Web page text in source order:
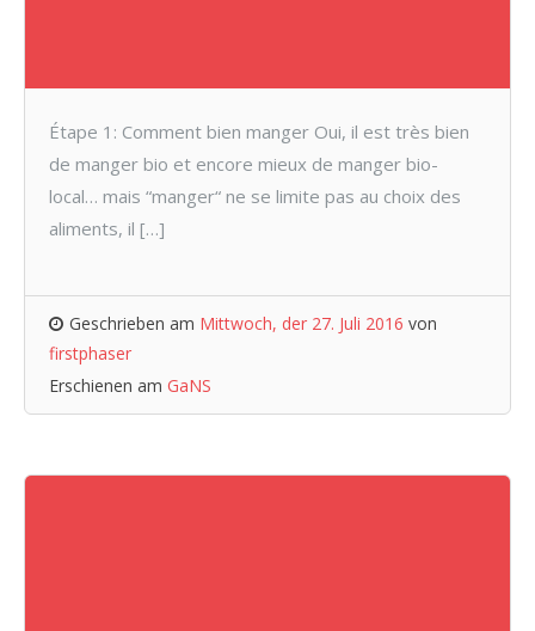
Étape 1: Comment bien manger Oui, il est très bien
de manger bio et encore mieux de manger bio-
local… mais “manger“ ne se limite pas au choix des
aliments, il […]
Geschrieben am Mittwoch, der 27. Juli 2016 von
firstphaser
Erschienen am GaNS